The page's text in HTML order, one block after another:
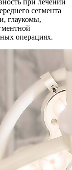
сегмента
глаукомы,
операциях.